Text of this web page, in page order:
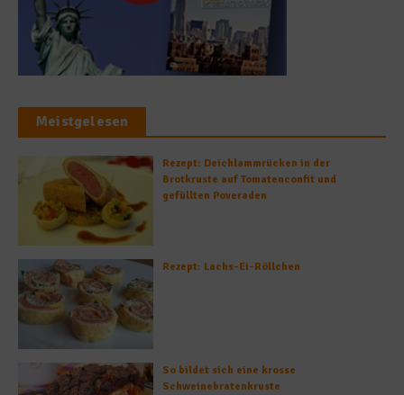
Meistgelesen
Rezept: Deichlammrücken in der
Brotkruste auf Tomatenconfit und
gefüllten Poveraden
Rezept: Lachs-Ei-Röllchen
So bildet sich eine krosse
Schweinebratenkruste